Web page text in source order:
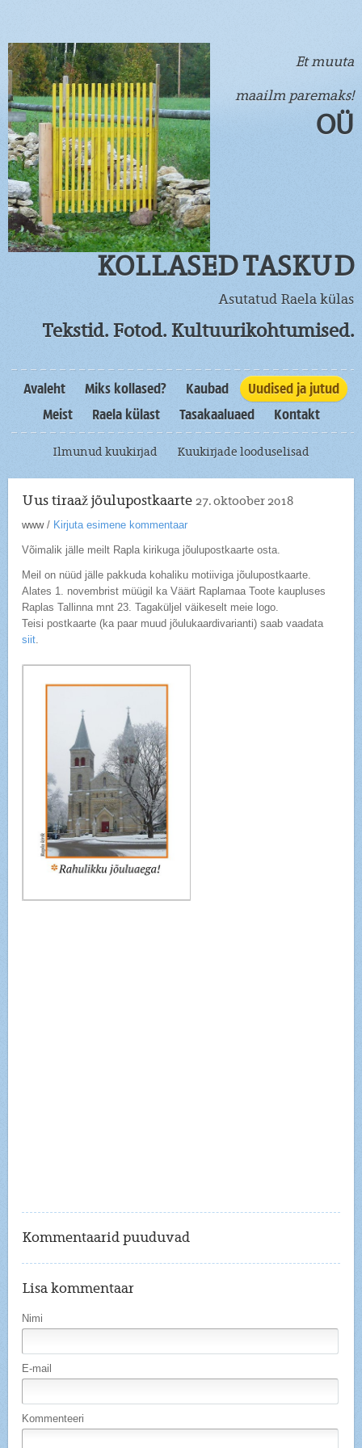
Et muuta
maailm paremaks!
OÜ
KOLLASED TASKUD
Asutatud Raela külas
Tekstid. Fotod. Kultuurikohtumised.
Avaleht Miks kollased? Kaubad
Uudised ja jutud
Meist
Raela külast Tasakaaluaed Kontakt
Ilmunud kuukirjad Kuukirjade looduselisad
Uus tiraaž jõulupostkaarte27. oktoober 2018
www/ Kirjuta esimene kommentaar
Võimalik jälle meilt Rapla kirikuga jõulupostkaarte osta.
Meil on nüüd jälle pakkuda kohaliku motiiviga jõulupostkaarte.
Alates 1. novembrist müügil ka Väärt Raplamaa Toote kaupluses
Raplas Tallinna mnt 23. Tagaküljel väikeselt meie logo.
Teisi postkaarte (ka paar muud jõulukaardivarianti) saab vaadata
siit
Kommentaarid puuduvad
Lisa kommentaar
Nimi
E-mail
Kommenteeri